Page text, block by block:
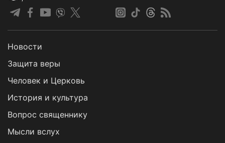
Новости
Защита веры
Человек и Церковь
История и культура
Вопрос священнику
Мысли вслух